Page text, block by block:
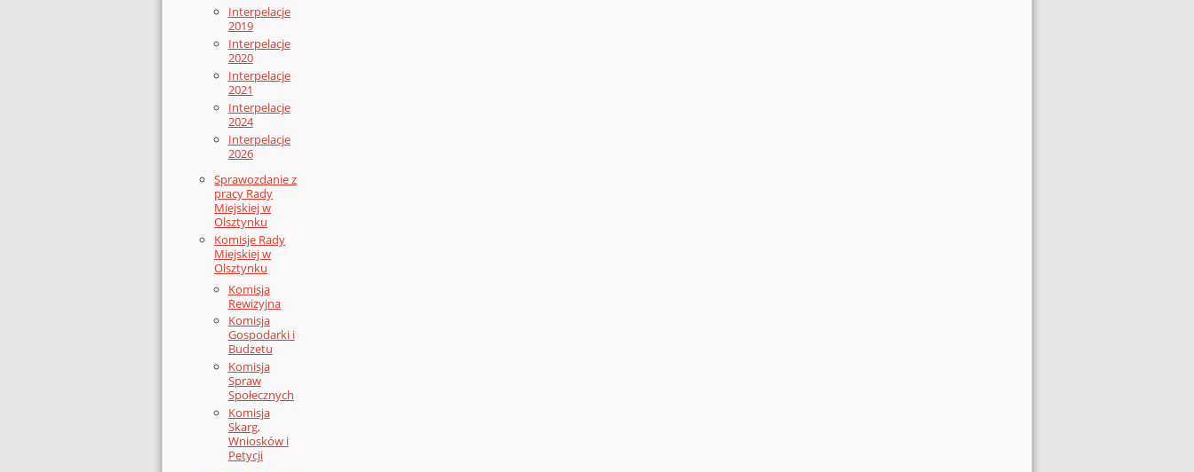
Interpelacje
2019
Interpelacje
2020
Interpelacje
2021
Interpelacje
2024
Interpelacje
2026
Sprawozdanie z
pracy Rady
Miejskiej w
Olsztynku
Komisje Rady
Miejskiej w
Olsztynku
Komisja
Rewizyjna
Komisja
Gospodarki i
Budżetu
Komisja
Spraw
Społecznych
Komisja
Skarg,
Wniosków i
Petycji